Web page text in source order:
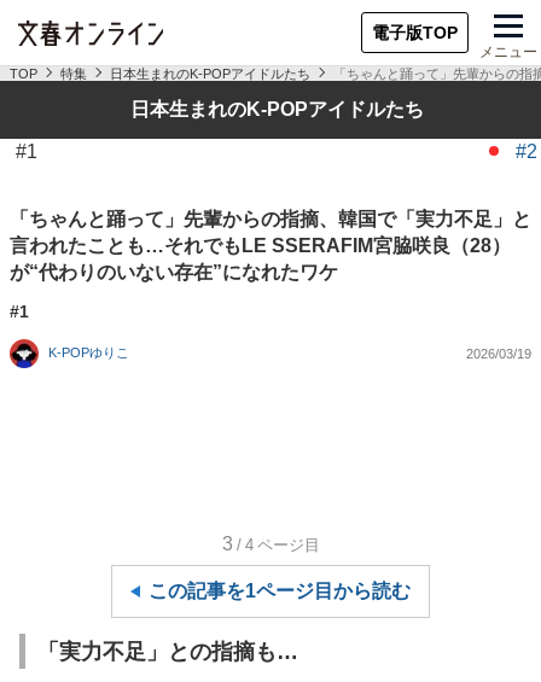
電子版TOP
メニュー
TOP 特集 日本生まれのK-POPアイドルたち 「ちゃんと踊って」先輩からの
日本生まれのK-POPアイドルたち
#1 #2
「ちゃんと踊って」先輩からの指摘、韓国で「実力不足」と
言われたことも…それでもLE SSERAFIM宮脇咲良（28）
が“代わりのいない存在”になれたワケ
#1
K-POPゆりこ 2026/03/19
3 /4 ページ目
この記事を1ページ目から読む
「実力不足」との指摘も…